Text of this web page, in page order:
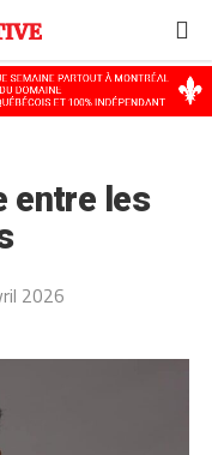
entre les
2026